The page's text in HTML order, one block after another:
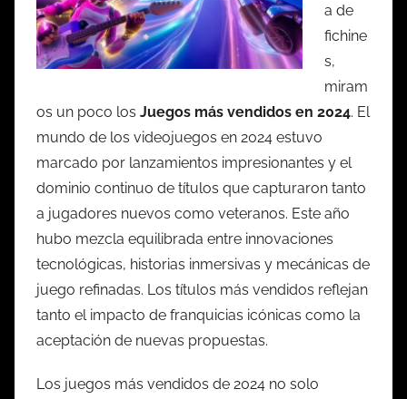
a de
fichine
s,
miram
os un poco los Juegos más vendidos en 2024. El
mundo de los videojuegos en 2024 estuvo
marcado por lanzamientos impresionantes y el
dominio continuo de títulos que capturaron tanto
a jugadores nuevos como veteranos. Este año
hubo mezcla equilibrada entre innovaciones
tecnológicas, historias inmersivas y mecánicas de
juego refinadas. Los títulos más vendidos reflejan
tanto el impacto de franquicias icónicas como la
aceptación de nuevas propuestas.
Los juegos más vendidos de 2024 no solo